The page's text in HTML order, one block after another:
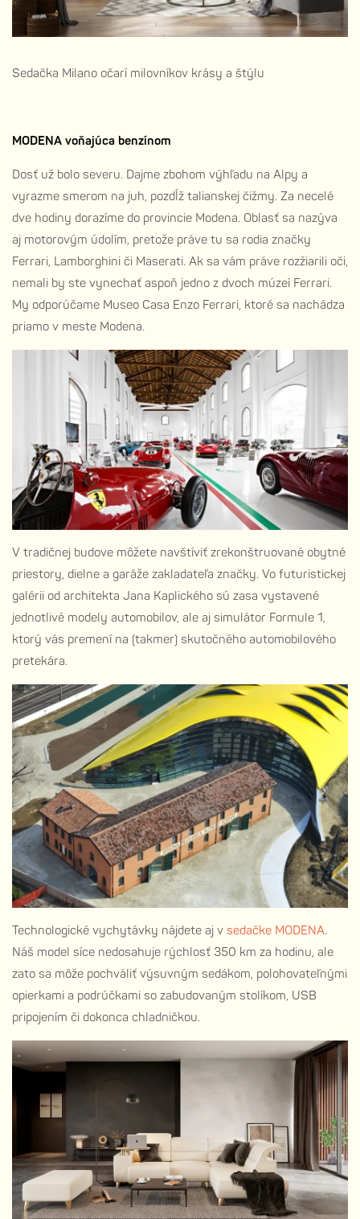
Sedačka Milano očarí milovníkov krásy a štýlu
MODENA voňajúca benzínom
Dosť už bolo severu. Dajme zbohom výhľadu na Alpy a
vyrazme smerom na juh, pozdĺž talianskej čižmy. Za necelé
dve hodiny dorazíme do provincie Modena. Oblasť sa nazýva
aj motorovým údolím, pretože práve tu sa rodia značky
Ferrari, Lamborghini či Maserati. Ak sa vám práve rozžiarili oči,
nemali by ste vynechať aspoň jedno z dvoch múzeí Ferrari.
My odporúčame Museo Casa Enzo Ferrari, ktoré sa nachádza
priamo v meste Modena.
V tradičnej budove môžete navštíviť zrekonštruované obytné
priestory, dielne a garáže zakladateľa značky. Vo futuristickej
galérii od architekta Jana Kaplického sú zasa vystavené
jednotlivé modely automobilov, ale aj simulátor Formule 1,
ktorý vás premení na (takmer) skutočného automobilového
pretekára.
Technologické vychytávky nájdete aj v sedačke MODENA.
Náš model síce nedosahuje rýchlosť 350 km za hodinu, ale
zato sa môže pochváliť výsuvným sedákom, polohovateľnými
opierkami a podrúčkami so zabudovaným stolíkom, USB
pripojením či dokonca chladničkou.